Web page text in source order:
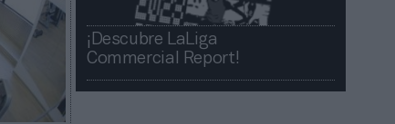
¡Descubre LaLiga
Commercial Report!​​